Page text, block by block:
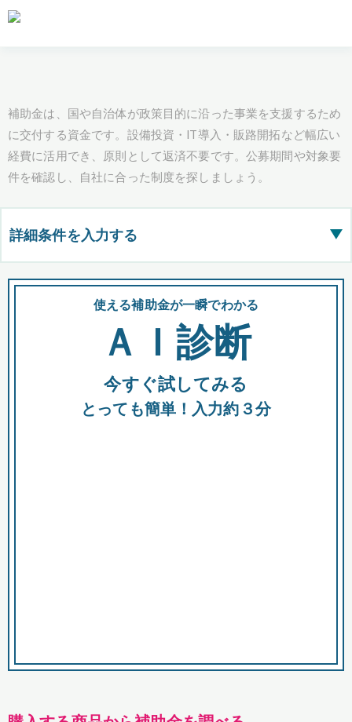
補助金は、国や自治体が政策目的に沿った事業を支援するため
に交付する資金です。設備投資・IT導入・販路開拓など幅広い
経費に活用でき、原則として返済不要です。公募期間や対象要
件を確認し、自社に合った制度を探しましょう。
詳細条件を入力する ▶
都道府県
全国の検索結果を含めて表示
助成金 融資 出資
使える補助金が一瞬でわかる
ＡＩ診断
今すぐ試してみる
とっても簡単！入力約３分